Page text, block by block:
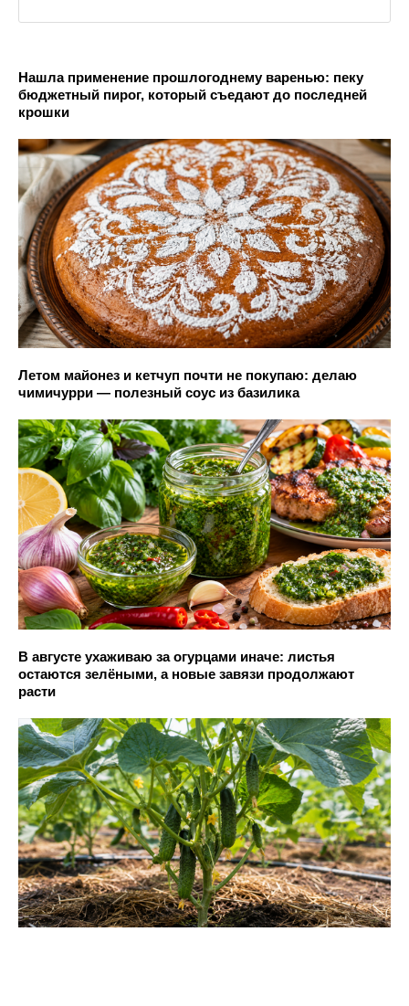
Нашла применение прошлогоднему варенью: пеку
бюджетный пирог, который съедают до последней
крошки
Летом майонез и кетчуп почти не покупаю: делаю
чимичурри — полезный соус из базилика
В августе ухаживаю за огурцами иначе: листья
остаются зелёными, а новые завязи продолжают
расти